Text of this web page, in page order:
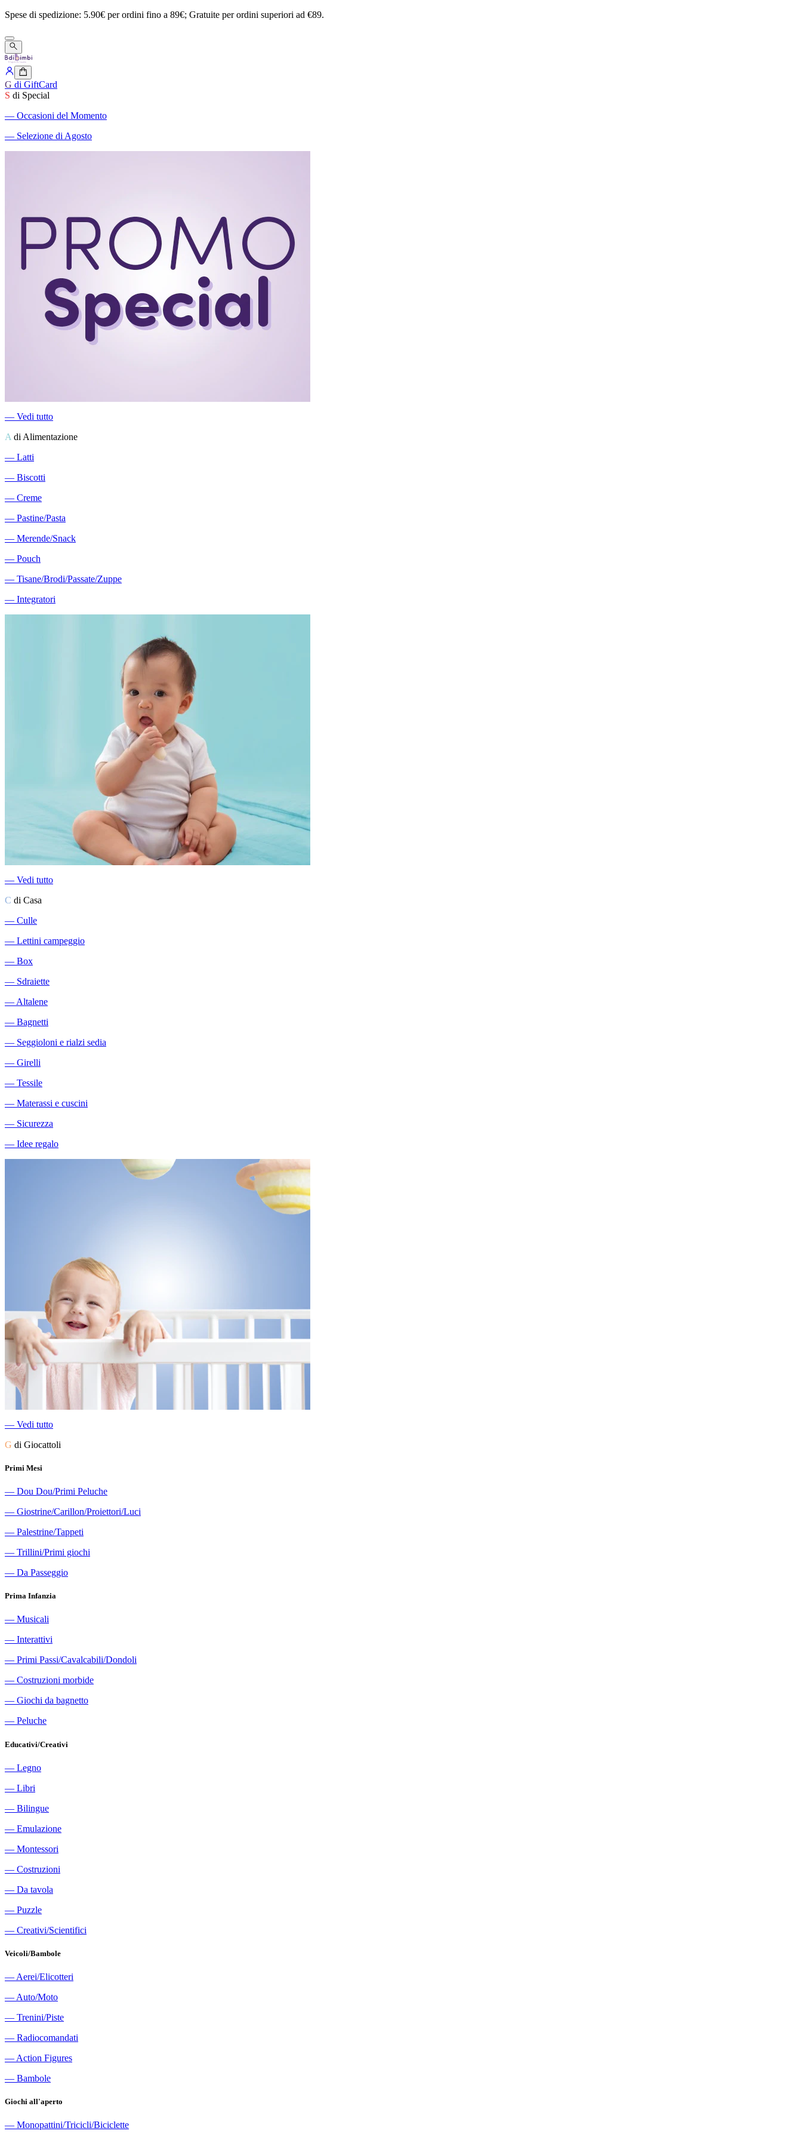
Spese di spedizione: 5.90€ perordini fino a 89€; Gratuite perordini superiori ad €89.
G di GiftCard
S di Special
― Occasioni del Momento
― Selezione di Agosto
― Vedi tutto
A di Alimentazione
― Latti
― Biscotti
― Creme
― Pastine/Pasta
― Merende/Snack
― Pouch
― Tisane/Brodi/Passate/Zuppe
― Integratori
― Vedi tutto
C di Casa
― Culle
― Lettini campeggio
― Box
― Sdraiette
― Altalene
― Bagnetti
― Seggioloni e rialzi sedia
― Girelli
― Tessile
― Materassi e cuscini
― Sicurezza
― Idee regalo
― Vedi tutto
G di Giocattoli
Primi Mesi
― Dou Dou/Primi Peluche
― Giostrine/Carillon/Proiettori/Luci
― Palestrine/Tappeti
― Trillini/Primi giochi
― Da Passeggio
Prima Infanzia
― Musicali
― Interattivi
― Primi Passi/Cavalcabili/Dondoli
― Costruzioni morbide
― Giochi da bagnetto
― Peluche
Educativi/Creativi
― Legno
― Libri
― Bilingue
― Emulazione
― Montessori
― Costruzioni
― Da tavola
― Puzzle
― Creativi/Scientifici
Veicoli/Bambole
― Aerei/Elicotteri
― Auto/Moto
― Trenini/Piste
― Radiocomandati
― Action Figures
― Bambole
Giochi all'aperto
― Monopattini/Tricicli/Biciclette